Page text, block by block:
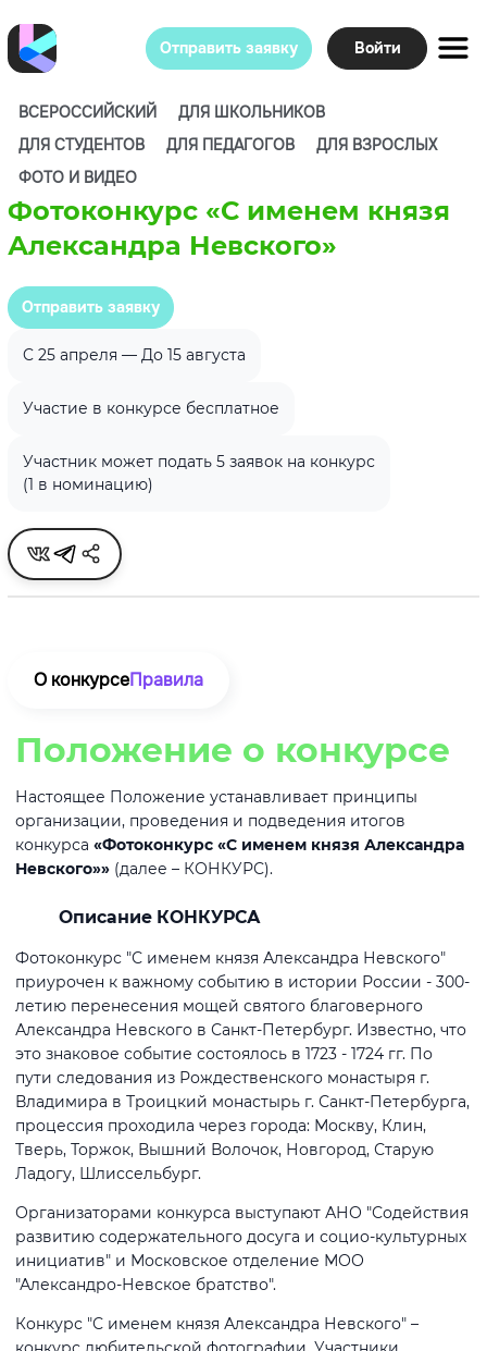
Отправить заявку Войти
ВСЕРОССИЙСКИЙ
ДЛЯ ШКОЛЬНИКОВ
ДЛЯ СТУДЕНТОВ
ДЛЯ ПЕДАГОГОВ
ДЛЯ ВЗРОСЛЫХ
ФОТО И ВИДЕО
Фотоконкурс «С именем князя
Александра Невского»
Отправить заявку
C 25 апреля — До 15 августа
Участие в конкурсе бесплатное
Участник может подать 5 заявок на конкурс
(1 в номинацию)
О конкурсеПравила
Положение о конкурсе
Настоящее Положение устанавливает принципы
организации, проведения и подведения итогов
конкурса «Фотоконкурс «С именем князя Александра
Невского»» (далее – КОНКУРС).
Описание КОНКУРСА
Фотоконкурс "С именем князя Александра Невского"
приурочен к важному событию в истории России - 300-
летию перенесения мощей святого благоверного
Александра Невского в Санкт-Петербург. Известно, что
это знаковое событие состоялось в 1723 - 1724 гг. По
пути следования из Рождественского монастыря г.
Владимира в Троицкий монастырь г. Санкт-Петербурга,
процессия проходила через города: Москву, Клин,
Тверь, Торжок, Вышний Волочок, Новгород, Старую
Ладогу, Шлиссельбург.
Организаторами конкурса выступают АНО "Содействия
развитию содержательного досуга и социо-культурных
инициатив" и Московское отделение МОО
"Александро-Невское братство".
Конкурс "С именем князя Александра Невского" –